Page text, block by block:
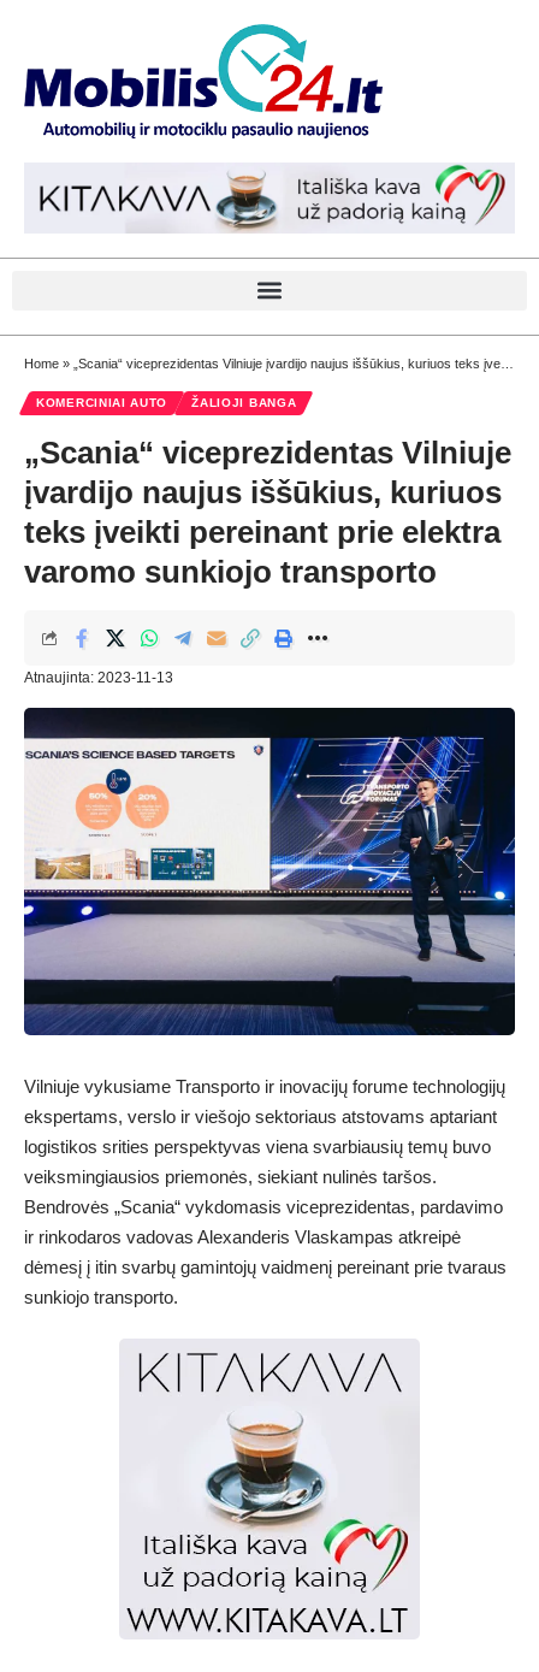
Home » „Scania“ viceprezidentas Vilniuje įvardijo naujus iššūkius, kuriuos teks įveikti pereinant prie elektra varomo sunkiojo transporto
KOMERCINIAI AUTO ŽALIOJI BANGA
„Scania“ viceprezidentas Vilniuje
įvardijo naujus iššūkius, kuriuos
teks įveikti pereinant prie elektra
varomo sunkiojo transporto
Atnaujinta: 2023-11-13
Vilniuje vykusiame Transporto ir inovacijų forume technologijų
ekspertams, verslo ir viešojo sektoriaus atstovams aptariant
logistikos srities perspektyvas viena svarbiausių temų buvo
veiksmingiausios priemonės, siekiant nulinės taršos.
Bendrovės „Scania“ vykdomasis viceprezidentas, pardavimo
ir rinkodaros vadovas Alexanderis Vlaskampas atkreipė
dėmesį į itin svarbų gamintojų vaidmenį pereinant prie tvaraus
sunkiojo transporto.